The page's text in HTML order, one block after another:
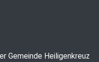
Gemeinde Heiligenkreuz